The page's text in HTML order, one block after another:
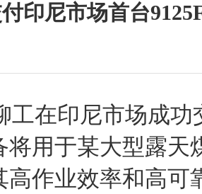
印尼市场首台
工在印尼市场成功
将用于某大型露天
高作业效率和高可